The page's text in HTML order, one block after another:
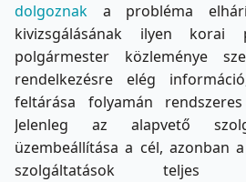
dolgoznak a probléma
kivizsgálásának ilyen
polgármester közleménye
rendelkezésre elég
feltárása folyamán
Jelenleg az alapvető
üzembeállítása a cél, azonban
szolgáltatások teljes